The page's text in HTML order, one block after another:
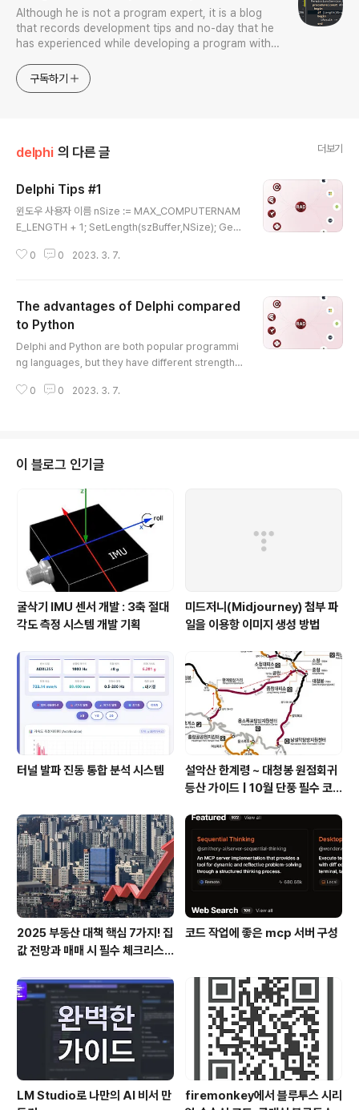
Although he is not a program expert, it is a blog
that records development tips and no-day that he
has experienced while developing a program with
구독하기
delphi 의 다른 글 더보기
Delphi Tips #1
윈도우 사용자 이름 nSize := MAX_COMPUTERNAM
E_LENGTH + 1; SetLength(szBuffer,NSize); GetU
ComputerName(Pchar(szBuffer),nSize); -------
INST_PATH = 'Software\Microsoft\Windows\Cur
rentVersion\Uninstall'; var Reg : TRegistry; SubK
g; begi..
0 0 2023. 3. 7.
The advantages of Delphi compared
to Python
Delphi and Python are both popular programmi
ng languages, but they have different strengths
f Delphi compared to Python: Performance: Del
nt code compared to Python, which is an interpr
eted language. Native support f..
0 0 2023. 3. 7.
이 블로그 인기글
굴삭기 IMU 센서 개발 : 3축 절대
각도 측정 시스템 개발 기획
미드저니(Midjourney) 첨부 파
일을 이용항 이미지 생성 방법
터널 발파 진동 통합 분석 시스템
설악산 한계령 ~ 대청봉 원점회귀
등산 가이드 | 10월 단풍 필수 코
2025 부동산 대책 핵심 7가지! 집
값 전망과 매매 시 필수 체크리스
코드 작업에 좋은 mcp 서버 구성
LM Studio로 나만의 AI 비서 만
firemonkey에서 블루투스 시리